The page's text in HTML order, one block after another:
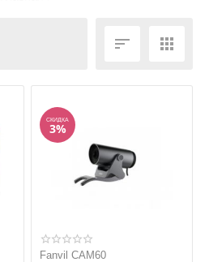
 
СКИДКА
3%
Fanvil CAM60